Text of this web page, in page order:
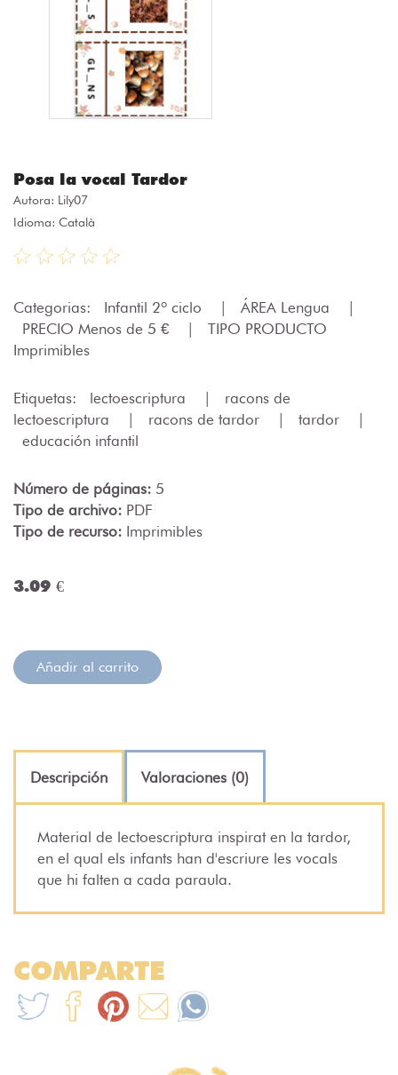
Posa la vocal Tardor
Autora: Lily07
Idioma: Català
Categorias: Infantil 2º ciclo | ÁREA Lengua
|
PRECIO Menos de 5 €
|
TIPO PRODUCTO
Imprimibles
Etiquetas: lectoescriptura |
racons de
lectoescriptura
| racons de tardor | tardor
|
educación infantil
Número de páginas: 5
Tipo de archivo: PDF
Tipo de recurso: Imprimibles
3.09 €
Añadir al carrito
Descripción Valoraciones (0)
Material de lectoescriptura inspirat en la tardor,
en el qual els infants han d'escriure les vocals
que hi falten a cada paraula.
COMPARTE